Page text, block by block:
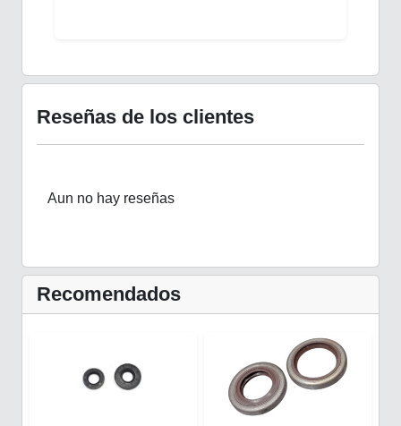
Reseñas de los clientes
Aun no hay reseñas
Recomendados